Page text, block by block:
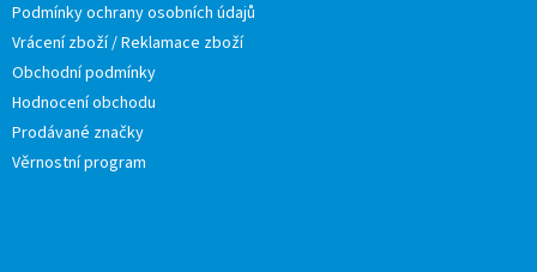
Podmínky ochrany osobních údajů
Vrácení zboží / Reklamace zboží
Obchodní podmínky
Hodnocení obchodu
Prodávané značky
Věrnostní program